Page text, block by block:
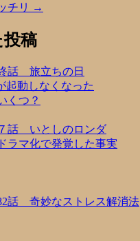
チリ
→
稿
話 旅立ちの日
起動しなくなった
くつ？
話 いとしのロンダ
ラマ化で発覚した事実
話 奇妙なストレス解消法